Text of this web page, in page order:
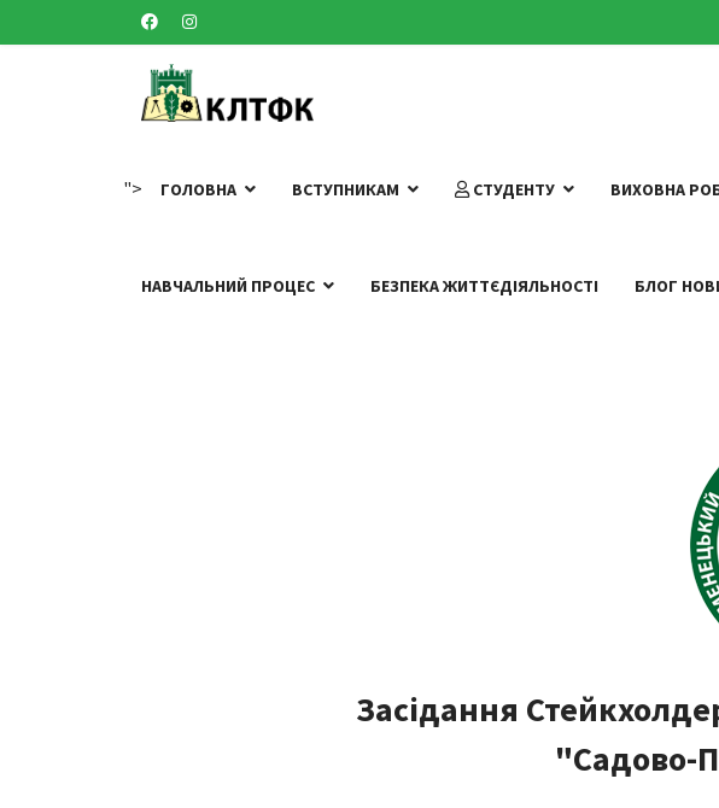
"> ГОЛОВНА ВСТУПНИКАМ СТУДЕНТУ ВИХОВНА
НАВЧАЛЬНИЙ ПРОЦЕС БЕЗПЕКА ЖИТТЄДІЯЛЬНОСТІ БЛОГ
Засідання
"Садово-